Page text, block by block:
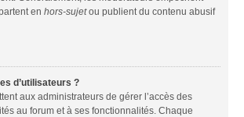
en hors-sujetou publient du contenu abusif
d’utilisateurs ?
aux administrateurs de gérer l’accès des
au forum et à ses fonctionnalités. Chaque